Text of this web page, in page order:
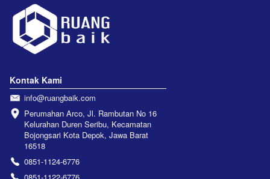
Kontak Kami
info@ruangbaik.com
Perumahan Arco, Jl. Rambutan No 16
Kelurahan Duren Seribu, Kecamatan
Bojongsari Kota Depok, Jawa Barat
16518
0851-1124-6776